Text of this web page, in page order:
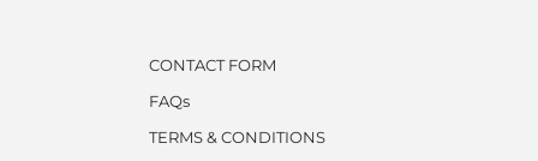
CONTACT FORM
FAQs
TERMS & CONDITIONS